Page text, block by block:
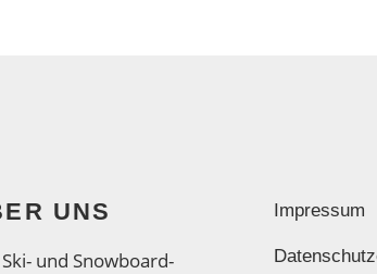
UNS
und Snowboard-
Impressum